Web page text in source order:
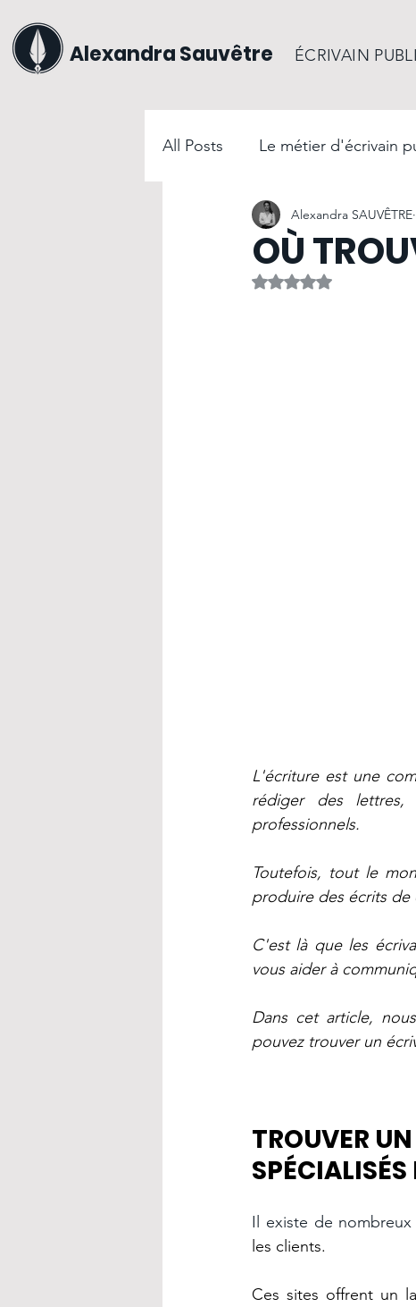
Alexandra Sauvêtre ÉCRIVAIN
All Posts Le métier d'écrivain
La communication
Évènements Les
OÙ
Alexandra SAUVÊTRE
Noté NaN étoiles sur 5.
L'écriture est une
rédiger des
professionnels.
Toutefois, tout le
produire des écrits de
C'est là que les
vous aider à
Dans cet article,
pouvez trouver un
TROUVER
SPÉCIALISÉS
Il existe de
les clients.
Ces sites offrent un